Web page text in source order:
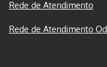
Rede de Atendimento
Rede de Atendimento